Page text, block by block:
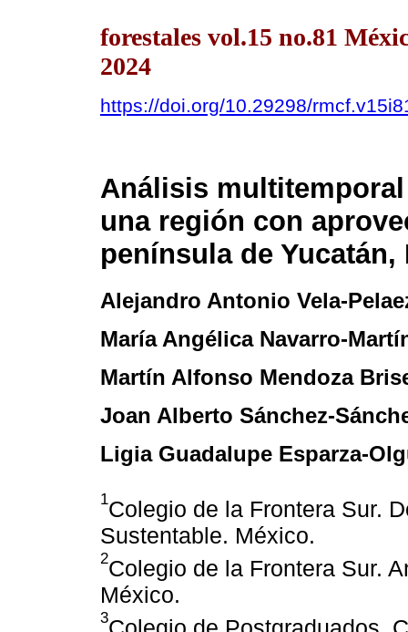
forestales vol.15 no.81
2024
https://doi.org/10.29298/
Análisis
una región con
península de Yucatán,
Alejandro Antonio Vela-
María Angélica Navarro-
Martín Alfonso Mendoza
Joan Alberto Sánchez-
Ligia Guadalupe Esparza-
1Colegio de la Frontera Sur.
Sustentable. México.
2Colegio de la Frontera Sur.
México.
3